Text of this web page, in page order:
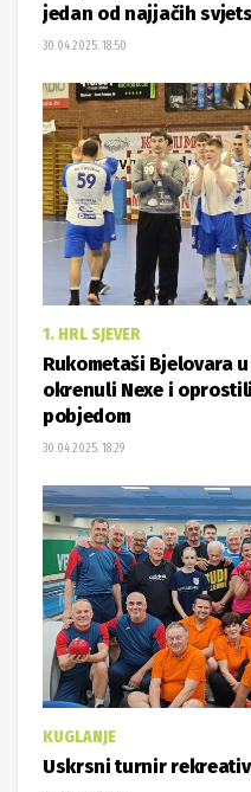
jedan od najjačih
30.04.2025. 18:50
1. HRL SJEVER
Rukometaši Bjelovara
okrenuli Nexe i
pobjedom
30.04.2025. 18:29
KUGLANJE
Uskrsni turnir